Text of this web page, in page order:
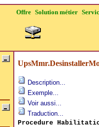
Offre Solution métier
Description...
Exemple...
Voir aussi...
Traduction...
Procedure